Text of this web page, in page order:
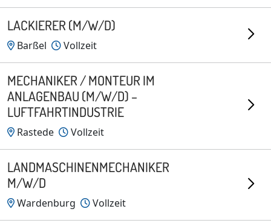
LACKIERER (M/W/D)
Barßel Vollzeit
MECHANIKER / MONTEUR IM
ANLAGENBAU (M/W/D) –
LUFTFAHRTINDUSTRIE
Rastede Vollzeit
LANDMASCHINENMECHANIKER
M/W/D
Wardenburg Vollzeit